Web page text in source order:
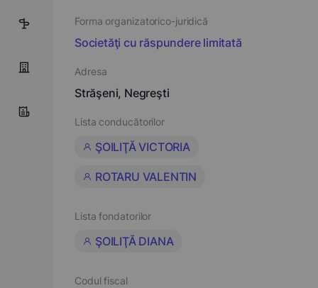
16
Forma organizatorico-juridică
Societăţi cu răspundere limitată
Adresa
Străşeni, Negreşti
Lista conducătorilor
ŞOILIŢĂ VICTORIA
ROTARU VALENTIN
Lista fondatorilor
ŞOILIŢĂ DIANA
Codul fiscal